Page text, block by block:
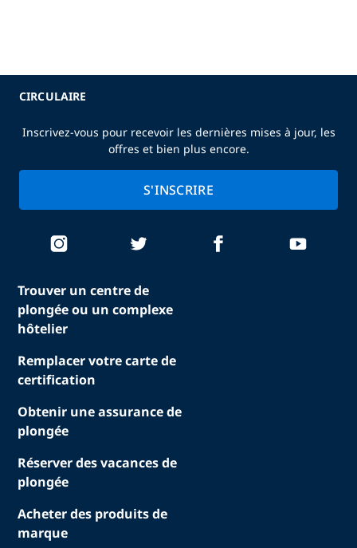
Trouver un centre de
plongée ou un complexe
hôtelier
Remplacer votre carte de
certification
Obtenir une assurance de
plongée
Réserver des vacances de
plongée
Acheter des produits de
marque
CIRCULAIRE
Inscrivez-vous pour recevoir les dernières mises à jour, les
offres et bien plus encore.
S'INSCRIRE